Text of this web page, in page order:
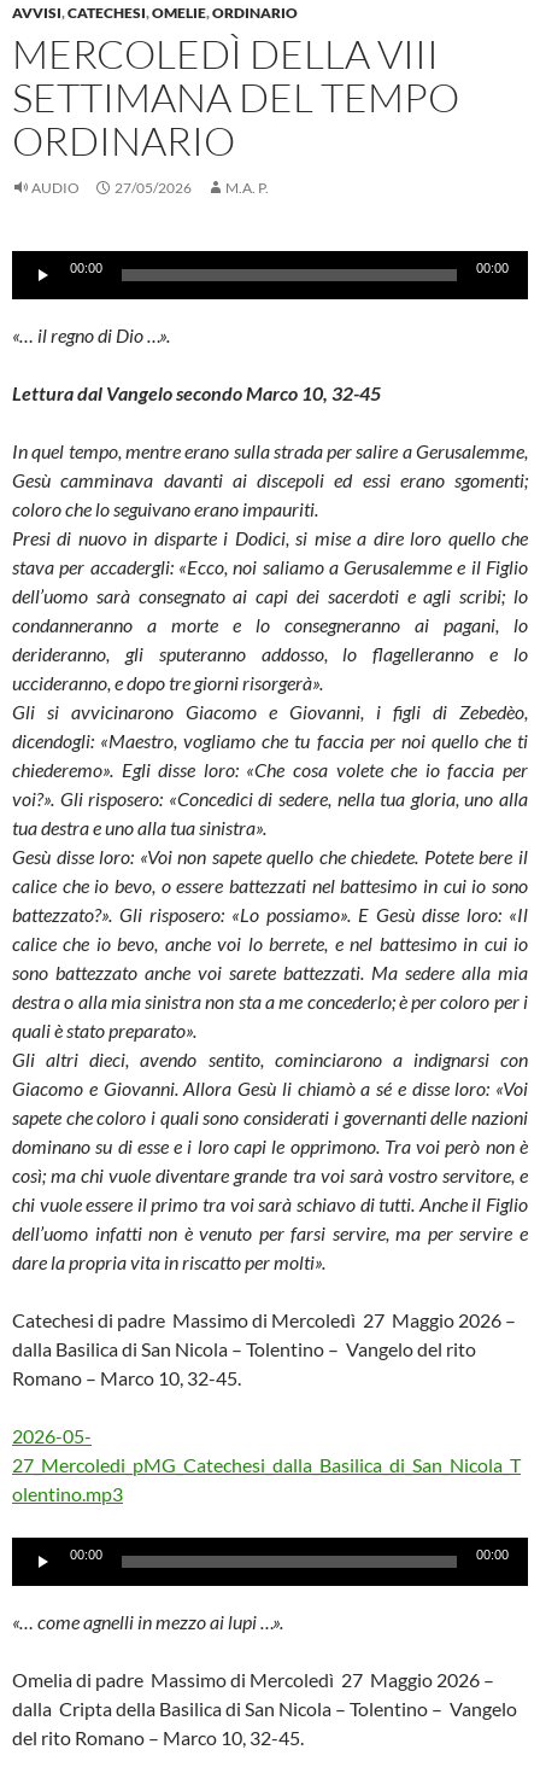
AVVISI,CATECHESI,OMELIE,ORDINARIO
MERCOLEDÌ DELLA VIII
SETTIMANA DEL TEMPO
ORDINARIO
AUDIO 27/05/2026 M.A. P.
Audio
00:00 00:00
«… il regno di Dio …».
Lettura dal Vangelo secondo Marco 10, 32-45
In quel tempo, mentre erano sulla strada per salire a Gerusalemme,
Gesù camminava davanti ai discepoli ed essi erano sgomenti;
coloro che lo seguivano erano impauriti.
Presi di nuovo in disparte i Dodici, si mise a dire loro quello che
stava per accadergli: «Ecco, noi saliamo a Gerusalemme e il Figlio
dell’uomo sarà consegnato ai capi dei sacerdoti e agli scribi; lo
condanneranno a morte e lo consegneranno ai pagani, lo
derideranno, gli sputeranno addosso, lo flagelleranno e lo
uccideranno, e dopo tre giorni risorgerà».
Gli si avvicinarono Giacomo e Giovanni, i figli di Zebedèo,
dicendogli: «Maestro, vogliamo che tu faccia per noi quello che ti
chiederemo». Egli disse loro: «Che cosa volete che io faccia per
voi?». Gli risposero: «Concedici di sedere, nella tua gloria, uno alla
tua destra e uno alla tua sinistra».
Gesù disse loro: «Voi non sapete quello che chiedete. Potete bere il
calice che io bevo, o essere battezzati nel battesimo in cui io sono
battezzato?». Gli risposero: «Lo possiamo». E Gesù disse loro: «Il
calice che io bevo, anche voi lo berrete, e nel battesimo in cui io
sono battezzato anche voi sarete battezzati. Ma sedere alla mia
destra o alla mia sinistra non sta a me concederlo; è per coloro per i
quali è stato preparato».
Gli altri dieci, avendo sentito, cominciarono a indignarsi con
Giacomo e Giovanni. Allora Gesù li chiamò a sé e disse loro: «Voi
sapete che coloro i quali sono considerati i governanti delle nazioni
dominano su di esse e i loro capi le opprimono. Tra voi però non è
così; ma chi vuole diventare grande tra voi sarà vostro servitore, e
chi vuole essere il primo tra voi sarà schiavo di tutti. Anche il Figlio
dell’uomo infatti non è venuto per farsi servire, ma per servire e
dare la propria vita in riscatto per molti».
Catechesi di padre Massimo di Mercoledì 27 Maggio 2026 –
dalla Basilica di San Nicola – Tolentino – Vangelo del rito
Romano – Marco 10, 32-45.
2026-05-
27_Mercoledi_pMG_Catechesi_dalla_Basilica_di_San_Nicola_T
olentino.mp3
Audio
00:00 00:00
«… come agnelli in mezzo ai lupi …».
Omelia di padre Massimo di Mercoledì 27 Maggio 2026 –
dalla Cripta della Basilica di San Nicola – Tolentino – Vangelo
del rito Romano – Marco 10, 32-45.